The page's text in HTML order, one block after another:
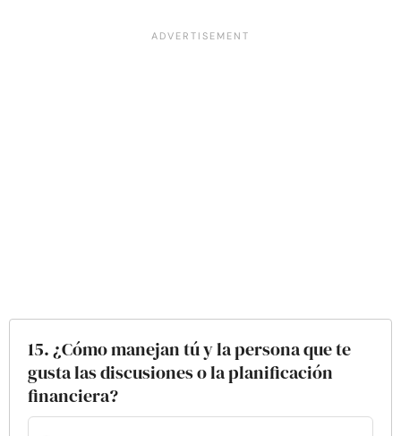
15. ¿Cómo manejan tú y la persona que te
gusta las discusiones o la planificación
financiera?